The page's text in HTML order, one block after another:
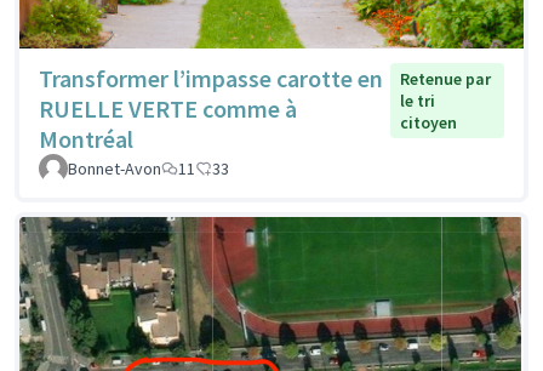
Transformer l’impasse carotte en
RUELLE VERTE comme à
Montréal
Retenue par
le tri
citoyen
Bonnet-Avon 11 33